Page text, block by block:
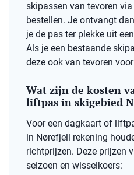
skipassen van tevoren
bestellen. Je ontvangt
je de pas ter plekke uit
Als je een bestaande
deze ook van tevoren
Wat zijn de kosten
liftpas in skigebied
Voor een dagkaart of
in Nørefjell rekening
richtprijzen. Deze prijzen
seizoen en wisselkoers: